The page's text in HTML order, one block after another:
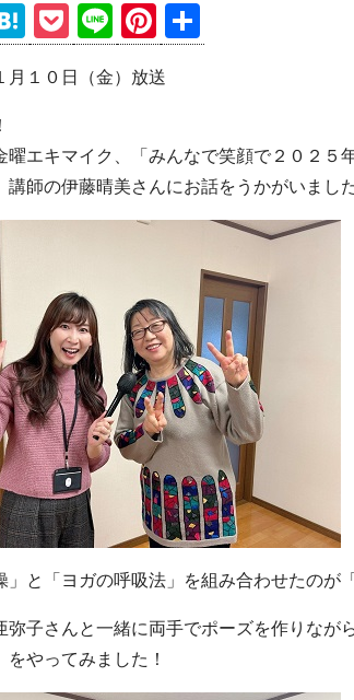
H
at
e
a
P
o
ck
Li
n
e
Pi
nt
er
st
有
月１０日（金）放送
曜エキマイク、「みんなで笑顔で２０２５
講師の伊藤晴美さんにお話をうかがいました
」と「ヨガの呼吸法」を組み合わせたのが
弥子さんと一緒に両手でポーズを作りなが
をやってみました！